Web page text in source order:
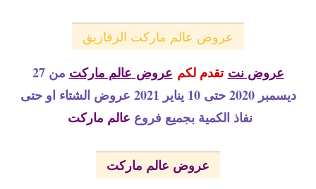
عروض عالم ماركت الزقازيق
عروض نت تقدم لكم عروض عالم ماركت
من 27
ديسمبر 2020 حتى 10 يناير 2021 عروض الشتاء او حتى
نفاذ الكمية بجميع فروع عالم ماركت
عروض عالم ماركت